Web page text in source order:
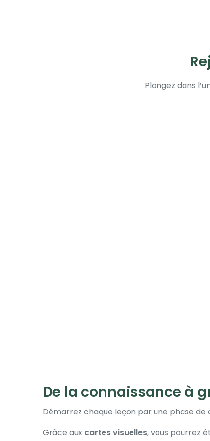
Plongez dans
De la connaissance à
Démarrez chaque leçon par une phase
Grâce aux cartes visuelles, vous pourrez